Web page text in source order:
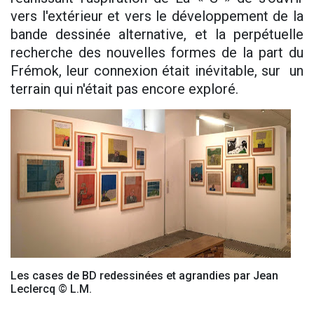
vers l'extérieur et vers le développement de la
bande dessinée alternative, et la perpétuelle
recherche des nouvelles formes de la part du
Frémok, leur connexion était inévitable, sur un
terrain qui n'était pas encore exploré.
Les cases de BD redessinées et agrandies par Jean
Leclercq © L.M.